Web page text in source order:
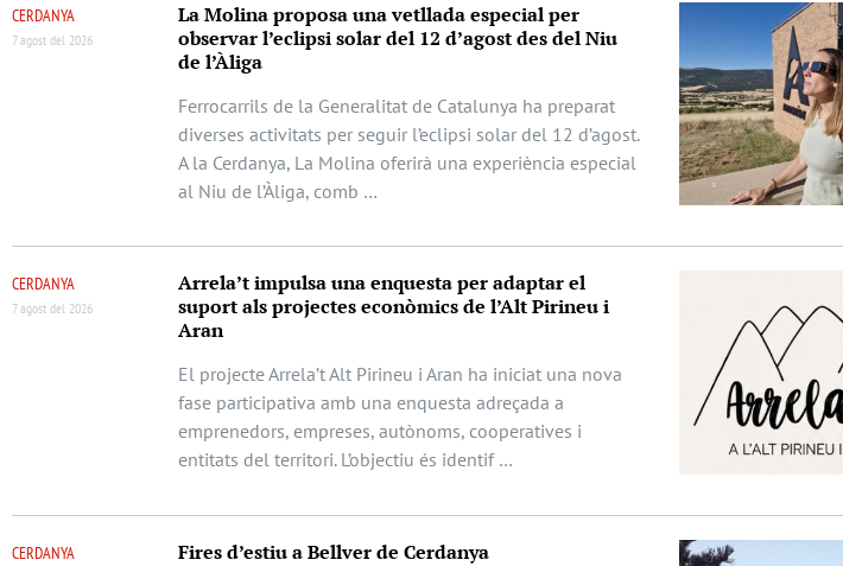
CERDANYA
7 agost del 2026
La Molina proposa una vetllada especial per
observar l’eclipsi solar del 12 d’agost des del Niu
de l’Àliga
Ferrocarrils de la Generalitat de Catalunya ha preparat
diverses activitats per seguir l’eclipsi solar del 12 d’agost.
A la Cerdanya, La Molina oferirà una experiència especial
al Niu de l’Àliga, comb …
CERDANYA
7 agost del 2026
Arrela’t impulsa una enquesta per adaptar el
suport als projectes econòmics de l’Alt Pirineu i
Aran
El projecte Arrela’t Alt Pirineu i Aran ha iniciat una nova
fase participativa amb una enquesta adreçada a
emprenedors, empreses, autònoms, cooperatives i
entitats del territori. L’objectiu és identif …
CERDANYA Fires d’estiu a Bellver de Cerdanya